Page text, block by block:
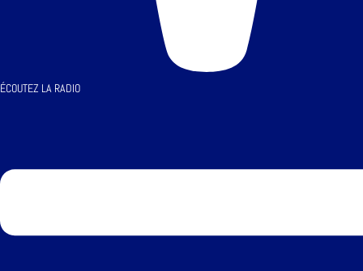
ÉCOUTEZ LA RADIO